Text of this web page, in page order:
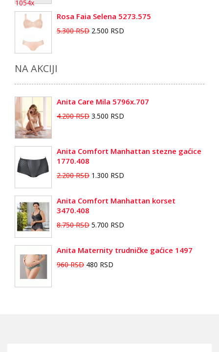
Rosa Faia Selena 5273.575
5.300 RSD 2.500 RSD
NA AKCIJI
Anita Care Mila 5796x.707
4.200 RSD 3.500 RSD
Anita Comfort Manhattan stezne gaćice
1770.408
2.200 RSD 1.300 RSD
Anita Comfort Manhattan korset
3470.408
8.750 RSD 5.700 RSD
Anita Maternity trudničke gaćice 1497
960 RSD 480 RSD